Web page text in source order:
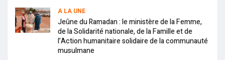
A LA UNE
Jeûne du Ramadan : le ministère de la Femme,
de la Solidarité nationale, de la Famille et de
l’Action humanitaire solidaire de la communauté
musulmane